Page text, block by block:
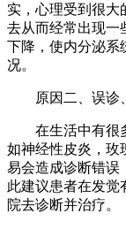
实，心理受到很大
去从而经常出现一
下降，使内分泌系
况。
原因二、误诊
在生活中有很多
如神经性皮炎，玫
易会造成诊断错误
此建议患者在发觉
院去诊断并治疗。